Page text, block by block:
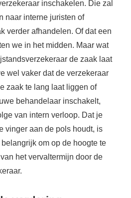
inschakelen. Die zal
naar interne juristen of
verder afhandelen. Of dat een
we in het midden. Maar wat
de zaak laat
wel vaker dat de verzekeraar
zaak te lang laat liggen of
behandelaar inschakelt,
van intern verloop. Dat je
vinger aan de pols houdt, is
om op de hoogte te
het vervaltermijn door de